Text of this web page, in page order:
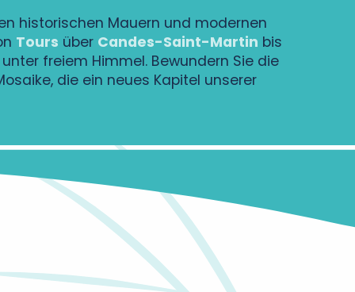
historischen Mauern und modernen
Tours über Candes-Saint-Martin bis
freiem Himmel. Bewundern Sie die
die ein neues Kapitel unserer